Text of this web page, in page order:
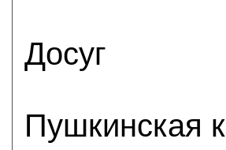
Досуг
Пушкинская